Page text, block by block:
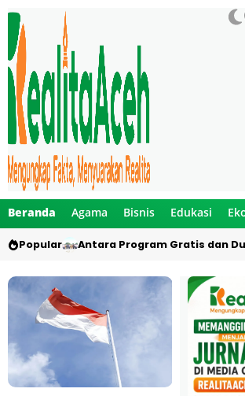
Beranda Agama Bisnis Edukasi
Popular Antara Program Gratis dan